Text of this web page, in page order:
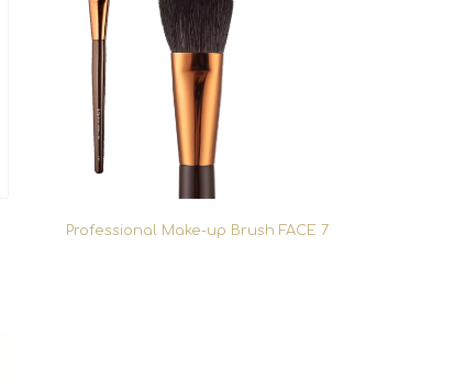
Professional Make-up Brush FACE 7